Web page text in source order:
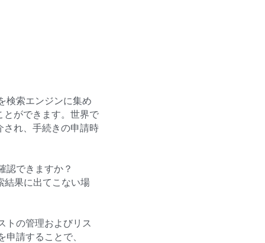
検索エンジンに集め
ができます。世界で
れ、手続きの申請時
認できますか？
結果に出てこない場
トの管理およびリス
請することで、